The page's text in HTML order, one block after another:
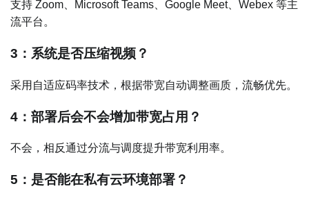
支持 Zoom、Microsoft Teams、Google Meet、Webex 等主
流平台。
3：系统是否压缩视频？
采用自适应码率技术，根据带宽自动调整画质，流畅优先。
4：部署后会不会增加带宽占用？
不会，相反通过分流与调度提升带宽利用率。
5：是否能在私有云环境部署？